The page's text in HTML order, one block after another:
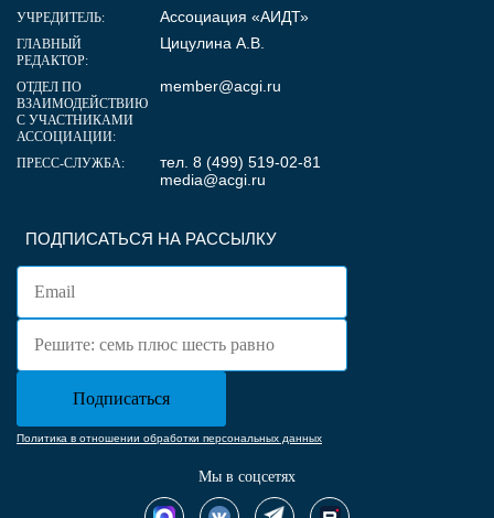
ПОДПИСАТЬСЯ НА РАССЫЛКУ
Политика в отношении обработки персональных данных
Мы в соцсетях
УЧРЕДИТЕЛЬ: Ассоциация «АИДТ»
ГЛАВНЫЙ
РЕДАКТОР:
Цицулина А.В.
ОТДЕЛ ПО
ВЗАИМОДЕЙСТВИЮ
С УЧАСТНИКАМИ
АССОЦИАЦИИ:
member@acgi.ru
ПРЕСС-СЛУЖБА:
тел. 8 (499) 519-02-81
media@acgi.ru